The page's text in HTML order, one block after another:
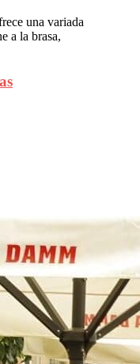
una variada
a la brasa,